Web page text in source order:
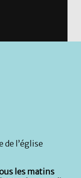
de l’église
les matins